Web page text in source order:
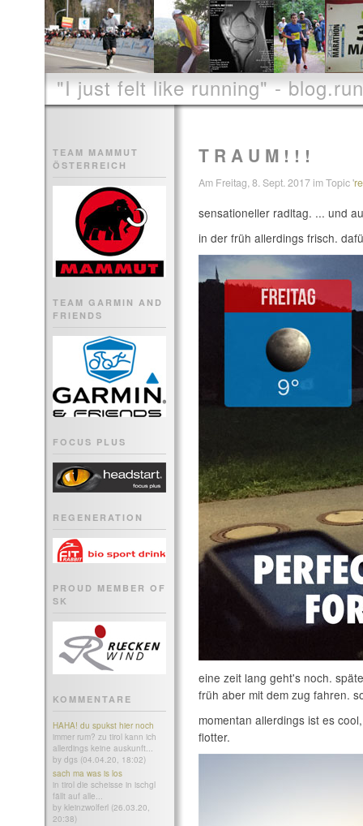
"I just felt like running" -
TEAM MAMMUT
ÖSTERREICH
TEAM GARMIN AND
FRIENDS
FOCUS PLUS
REGENERATION
PROUD MEMBER OF
SK
KOMMENTARE
HAHA! du spukst hier noch
immer rum? zu tirol kann ich
allerdings keine auskunft...
by dgs (04.04.20, 18:02)
sach ma was is los
in tirol die scheisse in ischgl
fällt auf alle...
by kleinzwolferl (26.03.20,
20:38)
T R A U M ! ! !
Am Freitag, 8. Sept. 2017 im Topic '
sensationeller radltag. ... und
in der früh allerdings frisch.
eine zeit lang geht's noch.
früh aber mit dem zug fahren.
momentan allerdings ist es
flotter.